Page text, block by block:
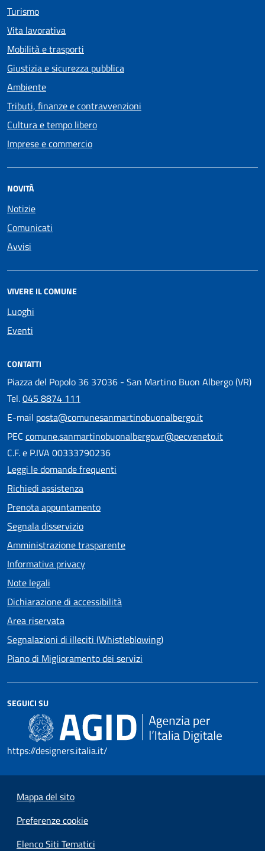
Turismo
Vita lavorativa
Mobilità e trasporti
Giustizia e sicurezza pubblica
Ambiente
Tributi, finanze e contravvenzioni
Cultura e tempo libero
Imprese e commercio
NOVITÀ
Notizie
Comunicati
Avvisi
VIVERE IL COMUNE
Luoghi
Eventi
CONTATTI
Piazza del Popolo 36 37036 - San Martino Buon Albergo (VR)
Tel.045 8874 111
E-mail posta@comunesanmartinobuonalbergo.it
PEC comune.sanmartinobuonalbergo.vr@pecveneto.it
C.F. e P.IVA 00333790236
Leggi le domande frequenti
Richiedi assistenza
Prenota appuntamento
Segnala disservizio
Amministrazione trasparente
Informativa privacy
Note legali
Dichiarazione di accessibilità
Area riservata
Segnalazioni di illeciti (Whistleblowing)
Piano di Miglioramento dei servizi
SEGUICI SU
https://designers.italia.it/
Mappa del sito
Preferenze cookie
Elenco Siti Tematici